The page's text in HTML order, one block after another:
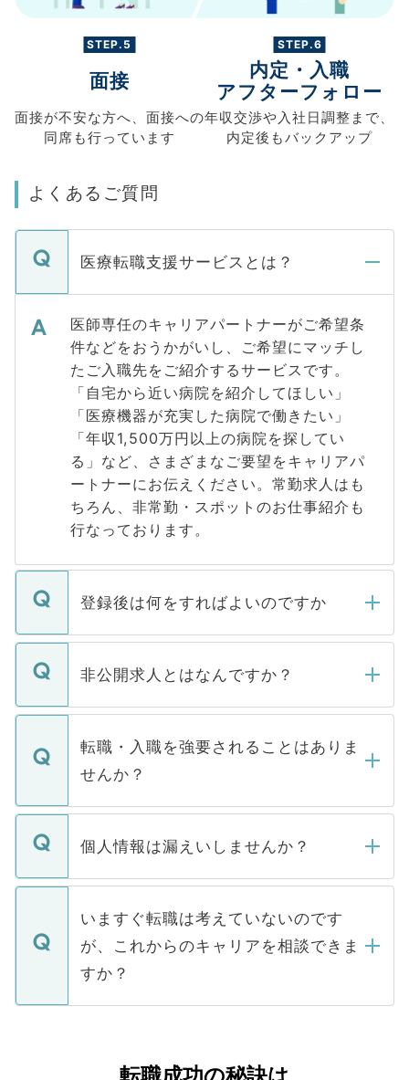
STEP.5
面接
面接が不安な方へ、 面接への
同席も行っています
STEP.6
内定・入職
アフターフォロー
年収交渉や入社日調整まで、
内定後もバックアップ
よくあるご質問
医療転職支援サービスとは？
医師専任のキャリアパートナーがご希望条
件などをおうかがいし、ご希望にマッチし
たご入職先をご紹介するサービスです。
「自宅から近い病院を紹介してほしい」
「医療機器が充実した病院で働きたい」
「年収1,500万円以上の病院を探してい
る」など、さまざまなご要望をキャリアパ
ートナーにお伝えください。常勤求人はも
ちろん、非常勤・スポットのお仕事紹介も
行なっております。
登録後は何をすればよいのですか
ご登録いただきましたら、弊社担当者がご
登録内容を確認し、その後メールもしくは
ます。通常、5営業日以内にはご連絡をせて
いただきますので、しばらくお待ちくださ
非公開求人とはなんですか？
マイナビDOCTORで取り扱っている求人の
うち約3割は、Webサイトからご覧いただ
けない「非公開求人」です。非公開求人は
下記の理由によって、一般には公開してい
ません。
■応募殺到を避けるため 人気のある医療機
関を公にしてしまうと、応募が殺到する場
に、医療機関が求める条件に合った人材の
みを人材紹介会社に依頼するケースが増え
ています。
転職・入職を強要されることはありま
せんか？
転職・入職を強要することは一切ありませ
ん。また、仮に応募先から内定をいただい
定を承諾する必要はありません。内定先へ
の辞退の連絡はキャリアパートナーが行い
個人情報は漏えいしませんか？
個人情報が漏えいすることはありませんの
で、ご安心ください。当サイトからの登録
などで収集したご登録者様の個人情報は、
ご本人のキャリアアップおよび転職活動の
支援を目的に使用いたします。お預かりし
ているすべての個人データはご本人の許可
は、個人情報の取り扱いについての厳密な
いますぐ転職は考えていないのです
が、これからのキャリアを相談できま
すか？
かがいして、現在の医療機関の状況や紹介